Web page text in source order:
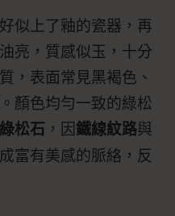
似上了釉的瓷器，再
亮，質感似玉，十分
，表面常見黑褐色、
顏色均勻一致的綠松
松石 ，因鐵線紋路與
富有美感的脈絡，反